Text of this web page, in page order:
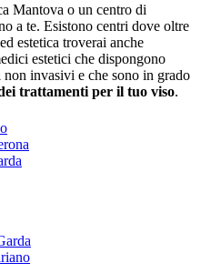
Mantova o un centro di
a te. Esistono centri dove oltre
estetica troverai anche
estetici che dispongono
invasivi e che sono in grado
trattamenti per il tuo viso.